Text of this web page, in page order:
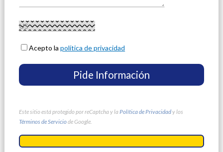
Acepto lapolítica de privacidad
Este sitio está protegido por reCaptcha y la Política de Privacidady los
Términos de Serviciode Google.